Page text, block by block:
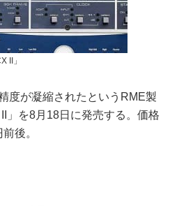
II」
度が凝縮されたというRME製
」を8月18日に発売する。価格
後。